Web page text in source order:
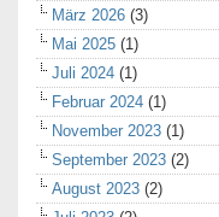
März 2026 (3)
Mai 2025 (1)
Juli 2024 (1)
Februar 2024 (1)
November 2023 (1)
September 2023 (2)
August 2023 (2)